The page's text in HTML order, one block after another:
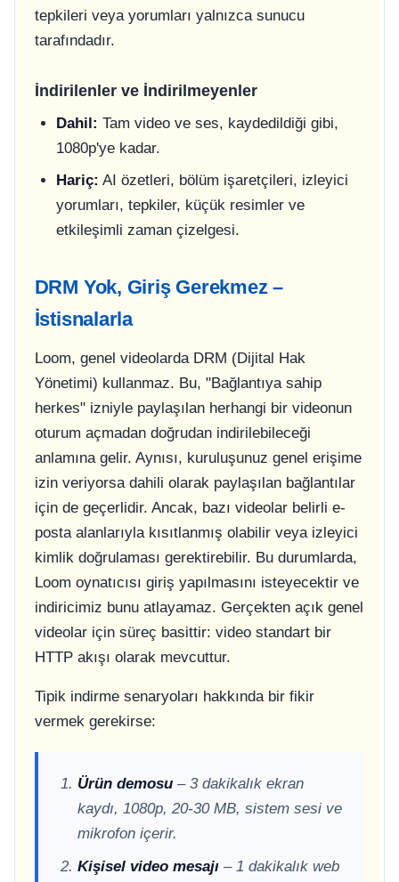
tepkileri veya yorumları yalnızca sunucu
tarafındadır.
İndirilenler ve İndirilmeyenler
Dahil: Tam video ve ses, kaydedildiği gibi,
1080p'ye kadar.
Hariç: AI özetleri, bölüm işaretçileri, izleyici
yorumları, tepkiler, küçük resimler ve
etkileşimli zaman çizelgesi.
DRM Yok, Giriş Gerekmez –
İstisnalarla
Loom, genel videolarda DRM (Dijital Hak
Yönetimi) kullanmaz. Bu, "Bağlantıya sahip
herkes" izniyle paylaşılan herhangi bir videonun
oturum açmadan doğrudan indirilebileceği
anlamına gelir. Aynısı, kuruluşunuz genel erişime
izin veriyorsa dahili olarak paylaşılan bağlantılar
için de geçerlidir. Ancak, bazı videolar belirli e-
posta alanlarıyla kısıtlanmış olabilir veya izleyici
kimlik doğrulaması gerektirebilir. Bu durumlarda,
Loom oynatıcısı giriş yapılmasını isteyecektir ve
indiricimiz bunu atlayamaz. Gerçekten açık genel
videolar için süreç basittir: video standart bir
HTTP akışı olarak mevcuttur.
Tipik indirme senaryoları hakkında bir fikir
vermek gerekirse:
Ürün demosu– 3 dakikalık ekran
kaydı, 1080p, 20-30 MB, sistem sesi ve
mikrofon içerir.
Kişisel video mesajı– 1 dakikalık web